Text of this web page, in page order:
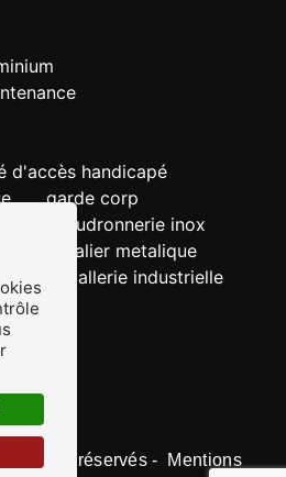
d'accès handicapé
garde corp
chaudronnerie inox
escalier metalique
metallerie industrielle
droits réservés -
Mentions